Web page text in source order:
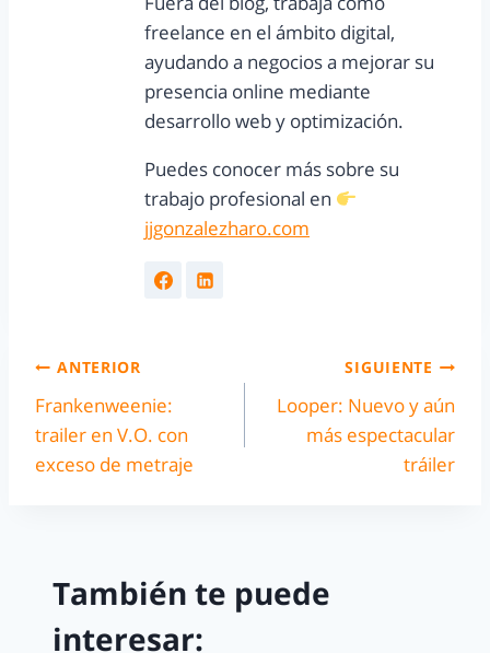
freelance en el ámbito digital,
ayudando a negocios a mejorar su
presencia online mediante
desarrollo web y optimización.
Puedes conocer más sobre su
trabajo profesional en
jjgonzalezharo.com
ANTERIOR
Frankenweenie:
trailer en V.O. con
exceso de metraje
SIGUIENTE
Looper: Nuevo y aún
más espectacular
tráiler
También te puede
interesar: